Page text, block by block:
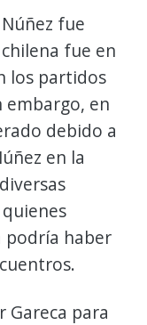
fue
fue en
los partidos
embargo, en
debido a
en la
podría haber
Gareca para